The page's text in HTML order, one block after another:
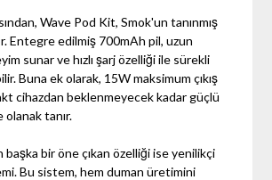
Wave Pod Kit, Smok'un tanınmış
Entegre edilmiş 700mAh pil, uzun
sunar ve hızlı şarj özelliği ile sürekli
Buna ek olarak, 15W maksimum çıkış
cihazdan beklenmeyecek kadar güçlü
tanır.
bir öne çıkan özelliği ise yenilikçi
Bu sistem, hem duman üretimini